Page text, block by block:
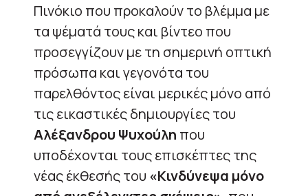
Πινόκιο που προκαλούν το βλέμμα με
τα ψέματά τους και βίντεο που
προσεγγίζουν με τη σημερινή οπτική
πρόσωπα και γεγονότα του
παρελθόντος είναι μερικές μόνο από
τις εικαστικές δημιουργίες του
Αλέξανδρου Ψυχούλη που
υποδέχονται τους επισκέπτες της
νέας έκθεσής του «Κινδύνεψα μόνο